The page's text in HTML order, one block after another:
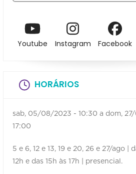
Youtube Instagram Facebook
HORÁRIOS
sab, 05/08/2023 - 10:30 a dom,
17:00
5 e 6, 12 e 13, 19 e 20, 26 e 27/ago |
12h e das 15h às 17h | presencial.